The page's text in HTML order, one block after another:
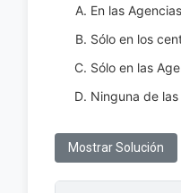
En las
Sólo en los
Sólo en las
Ninguna de
Mostrar Solución